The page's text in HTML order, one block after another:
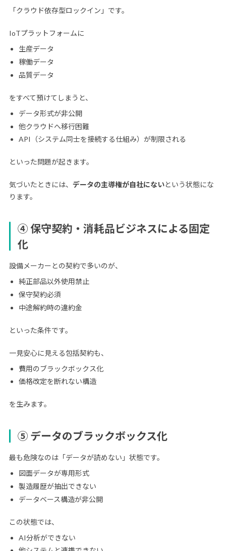
「クラウド依存型ロックイン」です。
IoTプラットフォームに
生産データ
稼働データ
品質データ
をすべて預けてしまうと、
データ形式が非公開
他クラウドへ移行困難
API（システム同士を接続する仕組み）が制限される
といった問題が起きます。
気づいたときには、 データの主導権が自社にないという状態にな
ります。
④ 保守契約・消耗品ビジネスによる固定
化
設備メーカーとの契約で多いのが、
純正部品以外使用禁止
保守契約必須
中途解約時の違約金
といった条件です。
一見安心に見える包括契約も、
費用のブラックボックス化
価格改定を断れない構造
を生みます。
⑤ データのブラックボックス化
最も危険なのは「データが読めない」状態です。
図面データが専用形式
製造履歴が抽出できない
データベース構造が非公開
この状態では、
AI分析ができない